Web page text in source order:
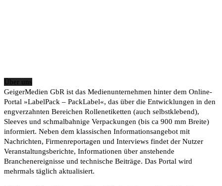
Über uns
GeigerMedien GbR ist das Medienunternehmen hinter dem Online-
Portal »LabelPack – PackLabel«, das über die Entwicklungen in den
engverzahnten Bereichen Rollenetiketten (auch selbstklebend),
Sleeves und schmalbahnige Verpackungen (bis ca 900 mm Breite)
informiert. Neben dem klassischen Informationsangebot mit
Nachrichten, Firmenreportagen und Interviews findet der Nutzer
Veranstaltungsberichte, Informationen über anstehende
Branchenereignisse und technische Beiträge. Das Portal wird
mehrmals täglich aktualisiert.